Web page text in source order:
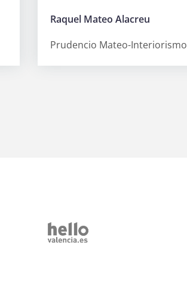
Raquel Mateo Alacreu
Prudencio Mateo-Interiorismo